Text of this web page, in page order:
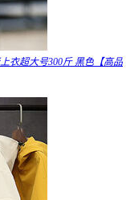
衣超大号300斤 黑色【高品